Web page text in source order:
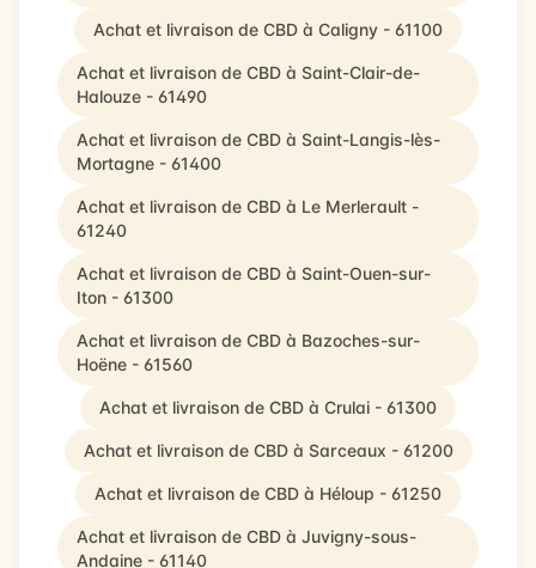
Achat et livraison de CBD à Caligny - 61100
Achat et livraison de CBD à Saint-Clair-de-
Halouze - 61490
Achat et livraison de CBD à Saint-Langis-lès-
Mortagne - 61400
Achat et livraison de CBD à Le Merlerault -
61240
Achat et livraison de CBD à Saint-Ouen-sur-
Iton - 61300
Achat et livraison de CBD à Bazoches-sur-
Hoëne - 61560
Achat et livraison de CBD à Crulai - 61300
Achat et livraison de CBD à Sarceaux - 61200
Achat et livraison de CBD à Héloup - 61250
Achat et livraison de CBD à Juvigny-sous-
Andaine - 61140